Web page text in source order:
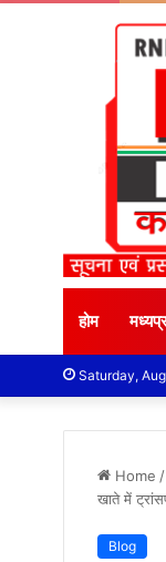
होम
Saturday,
Home /
खाते में
Blog